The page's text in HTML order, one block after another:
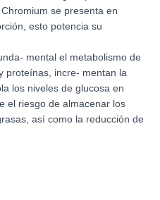
se presenta en
esto potencia su
mental el metabolismo de
proteínas, incre- mentan la
los niveles de glucosa en
el riesgo de almacenar los
así como la reducción de